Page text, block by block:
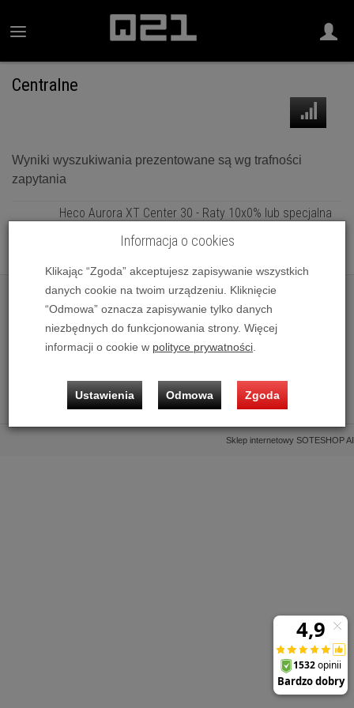
Centralne
Wyniki wyszukiwania prezentowane są wg trafności
zapytania
Heco Aurora XT Center 30 - Raty 10x0% lub specjalna
Informacje
Sklep internetowy SOTESHOP AI
Informacja o cookies
Klikając “Zgoda” akceptujesz zapisywanie wszystkich
danych cookie na twoim urządzeniu. Kliknięcie
“Odmowa” oznacza zapisywanie tylko danych
niezbędnych do funkcjonowania strony. Więcej
informacji o cookie w polityce prywatności
Ustawienia Odmowa Zgoda